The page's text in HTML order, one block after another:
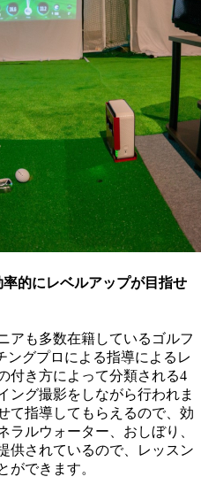
的にレベルアップが目指せ
アも多数在籍しているゴルフ
ングプロによる指導によるレ
付き方によって分類される4
ング撮影をしながら行われま
て指導してもらえるので、効
ラルウォーター、おしぼり、
供されているので、レッスン
ができます。